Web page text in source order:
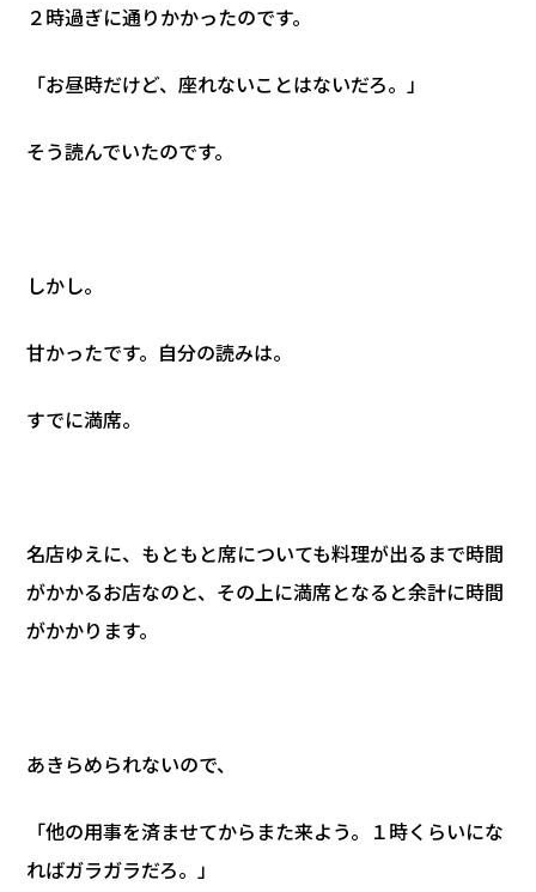
２時過ぎに通りかかったのです。
「お昼時だけど、座れないことはないだろ。」
そう読んでいたのです。
しかし。
甘かったです。自分の読みは。
すでに満席。
名店ゆえに、もともと席についても料理が出るまで時間
がかかるお店なのと、その上に満席となると余計に時間
がかかります。
あきらめられないので、
「他の用事を済ませてからまた来よう。１時くらいにな
ればガラガラだろ。」